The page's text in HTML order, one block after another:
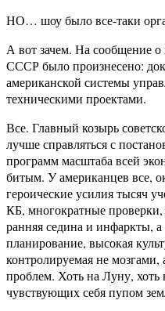
НО… шоу было все-таки
А вот зачем. На сообщение
СССР было произнесено:
американской системы
техническими проектами.
Все. Главный козырь
лучше справляться с
программ масштаба всей
битым. У американцев все,
героические усилия тысяч
КБ, многократные
ранняя седина и инфаркты,
планирование, высокая
контролируемая не
проблем. Хоть на Луну,
чувствующих себя пупом